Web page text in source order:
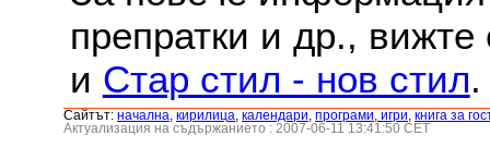
препратки и др.,
и Стар стил - нов стил.
Сайтът: началнa кирилица календари програми, игри книга за
Актуализация на съдържанието : 2007-06-11 13:41:50 CET